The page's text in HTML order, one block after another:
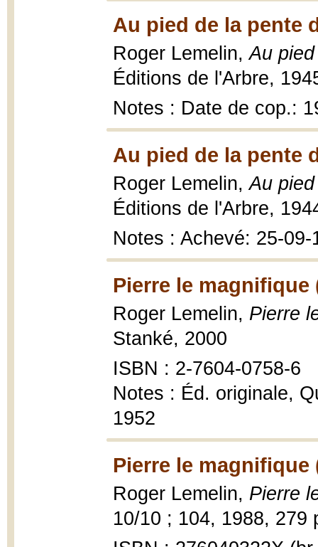
Au pied de la pente
Roger Lemelin,Au
Éditions de l'Arbre,
Notes : Date de cop.:
Au pied de la pente
Roger Lemelin,Au
Éditions de l'Arbre,
Notes : Achevé: 25-09-
Pierre le magnifique
Roger Lemelin, Pierre
Stanké, 2000
ISBN : 2-7604-0758-6
Notes : Éd. originale,
1952
Pierre le magnifique
Roger Lemelin, Pierre
10/10 ; 104, 1988, 279